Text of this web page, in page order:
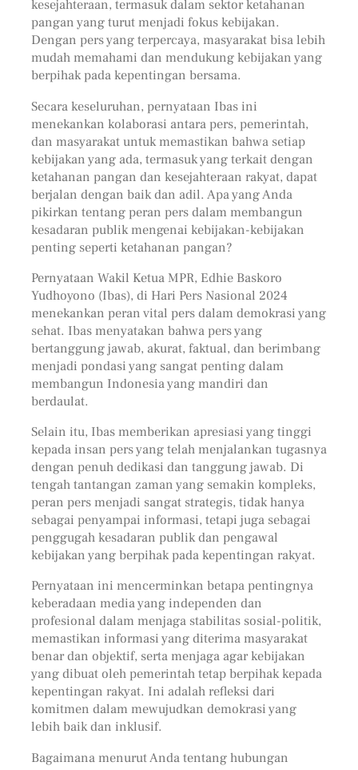
kesejahteraan, termasuk dalam sektor ketahanan
pangan yang turut menjadi fokus kebijakan.
Dengan pers yang terpercaya, masyarakat bisa lebih
mudah memahami dan mendukung kebijakan yang
berpihak pada kepentingan bersama.
Secara keseluruhan, pernyataan Ibas ini
menekankan kolaborasi antara pers, pemerintah,
dan masyarakat untuk memastikan bahwa setiap
kebijakan yang ada, termasuk yang terkait dengan
ketahanan pangan dan kesejahteraan rakyat, dapat
berjalan dengan baik dan adil. Apa yang Anda
pikirkan tentang peran pers dalam membangun
kesadaran publik mengenai kebijakan-kebijakan
penting seperti ketahanan pangan?
Pernyataan Wakil Ketua MPR, Edhie Baskoro
Yudhoyono (Ibas), di Hari Pers Nasional 2024
menekankan peran vital pers dalam demokrasi yang
sehat. Ibas menyatakan bahwa pers yang
bertanggung jawab, akurat, faktual, dan berimbang
menjadi pondasi yang sangat penting dalam
membangun Indonesia yang mandiri dan
berdaulat.
Selain itu, Ibas memberikan apresiasi yang tinggi
kepada insan pers yang telah menjalankan tugasnya
dengan penuh dedikasi dan tanggung jawab. Di
tengah tantangan zaman yang semakin kompleks,
peran pers menjadi sangat strategis, tidak hanya
sebagai penyampai informasi, tetapi juga sebagai
penggugah kesadaran publik dan pengawal
kebijakan yang berpihak pada kepentingan rakyat.
Pernyataan ini mencerminkan betapa pentingnya
keberadaan media yang independen dan
profesional dalam menjaga stabilitas sosial-politik,
memastikan informasi yang diterima masyarakat
benar dan objektif, serta menjaga agar kebijakan
yang dibuat oleh pemerintah tetap berpihak kepada
kepentingan rakyat. Ini adalah refleksi dari
komitmen dalam mewujudkan demokrasi yang
lebih baik dan inklusif.
Bagaimana menurut Anda tentang hubungan